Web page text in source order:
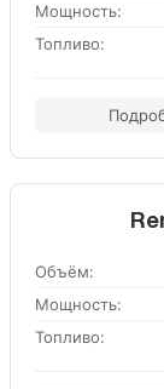
Мощность:
Топливо:
Объём:
Мощность:
Топливо: